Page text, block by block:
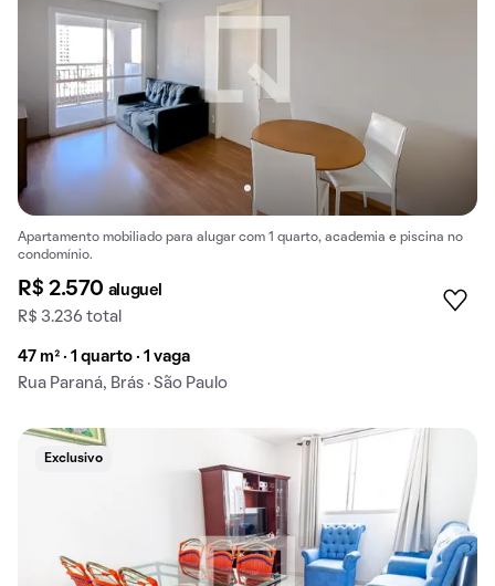
Apartamento mobiliado para alugar com 1 quarto, academia e piscina no
condomínio.
R$ 2.570 aluguel
R$ 3.236 total
47 m² · 1 quarto · 1 vaga
Rua Paraná, Brás · São Paulo
Exclusivo